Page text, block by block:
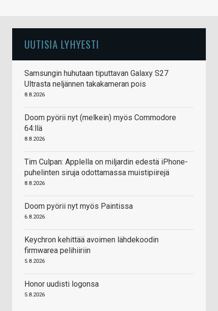
UUTISIA LYHYESTI
Samsungin huhutaan tiputtavan Galaxy S27
Ultrasta neljännen takakameran pois
8.8.2026
Doom pyörii nyt (melkein) myös Commodore
64:llä
8.8.2026
Tim Culpan: Applella on miljardin edestä iPhone-
puhelinten siruja odottamassa muistipiirejä
8.8.2026
Doom pyörii nyt myös Paintissa
6.8.2026
Keychron kehittää avoimen lähdekoodin
firmwarea pelihiiriin
5.8.2026
Honor uudisti logonsa
5.8.2026